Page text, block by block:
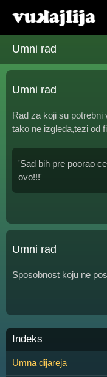
Umni rad
Umni rad
Rad za koji su potrebni
tako ne izgleda,tezi od
'Sad bih pre poorao
ovo!!!'
Umni rad
Sposobnost koju ne
Indeks
Umna dijareja